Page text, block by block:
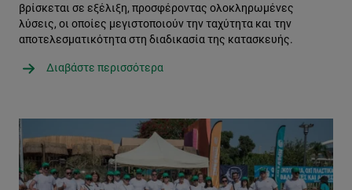
βρίσκεται σε εξέλιξη, προσφέροντας ολοκληρωμένες
λύσεις, οι οποίες μεγιστοποιούν την ταχύτητα και την
αποτελεσματικότητα στη διαδικασία της κατασκευής.
Διαβάστε περισσότερα